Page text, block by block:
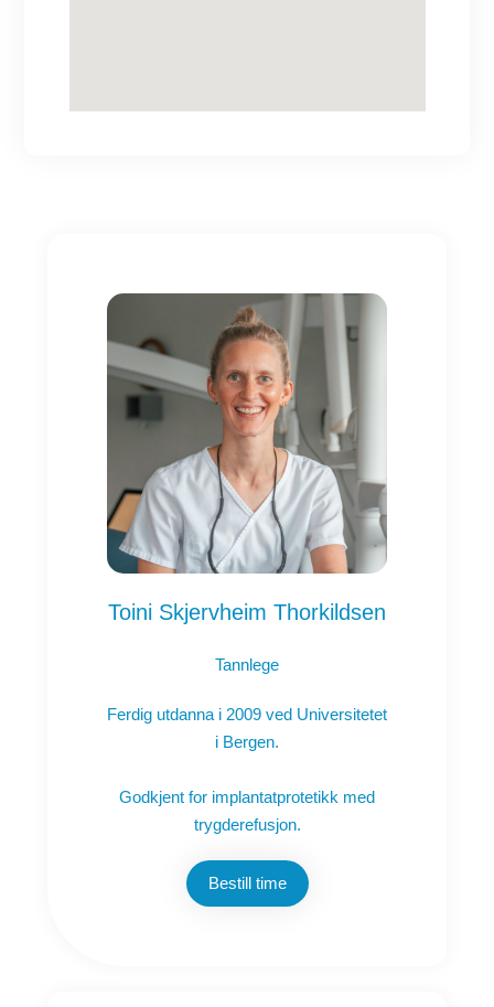
Toini Skjervheim Thorkildsen
Tannlege
Ferdig utdanna i 2009 ved Universitetet
i Bergen.
Godkjent for implantatprotetikk med
trygderefusjon.
Bestill time